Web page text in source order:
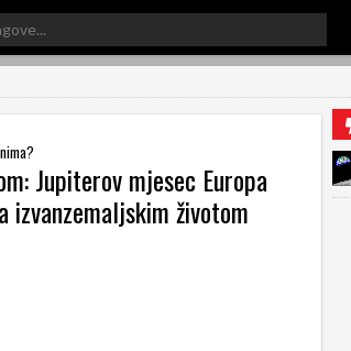
Jupiterov mjesec Europa
životom